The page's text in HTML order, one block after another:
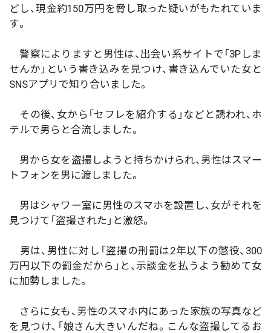
どし、現金約150万円を脅し取った疑いがもたれていま
す。
警察によりますと男性は、出会い系サイトで「3Pしま
せんか」という書き込みを見つけ、書き込んでいた女と
SNSアプリで知り合いました。
その後、女から「セフレを紹介する」などと誘われ、ホ
テルで男らと合流しました。
男から女を盗撮しようと持ちかけられ、男性はスマー
トフォンを男に渡しました。
男はシャワー室に男性のスマホを設置し、女がそれを
見つけて「盗撮された」と激怒。
男は、男性に対し「盗撮の刑罰は2年以下の懲役、300
万円以下の罰金だから」と、示談金を払うよう勧めて女
に加勢しました。
さらに女も、男性のスマホ内にあった家族の写真など
を見つけ、「娘さん大きいんだね。こんな盗撮してるお